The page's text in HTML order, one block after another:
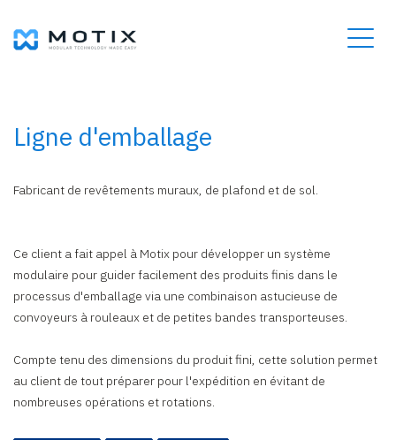
Ligne d'emballage
Fabricant de revêtements muraux, de plafond et de sol.
Ce client a fait appel à Motix pour développer un système
modulaire pour guider facilement des produits finis dans le
processus d'emballage via une combinaison astucieuse de
convoyeurs à rouleaux et de petites bandes transporteuses.
Compte tenu des dimensions du produit fini, cette solution permet
au client de tout préparer pour l'expédition en évitant de
nombreuses opérations et rotations.